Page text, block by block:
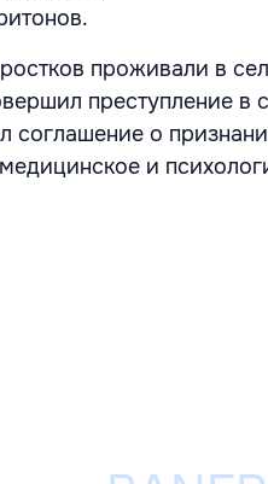
проживали в
преступление в
соглашение о
и